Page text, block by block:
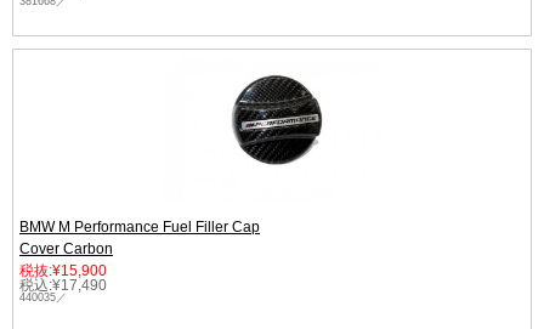
BMW M Performance Fuel Filler Cap
Cover Carbon
税抜:¥15,900
税込:¥17,490
440035／